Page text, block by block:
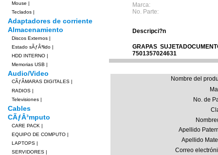
Mouse |
Teclados |
Adaptadores de corriente
Almacenamiento
Discos Externos |
Estado sÃƒÂ³lido |
HDD INTERNO |
Memorias USB |
Audio/Video
CÃƒÂMARAS DIGITALES |
RADIOS |
Televisiones |
Cables
CÃƒÂ³mputo
CARE PACK |
EQUIPO DE COMPUTO |
LAPTOPS |
SERVIDORES |
Marca:
No. Parte:
Descripci?n
GRAPAS
7501357024631
Nombre del
No. de
Apellido
Apellido
Correo